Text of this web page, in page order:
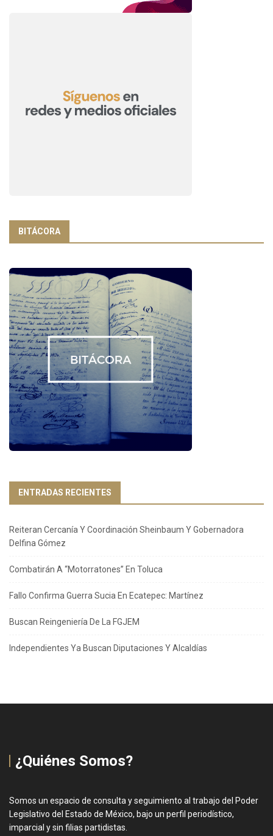
BITÁCORA
ENTRADAS RECIENTES
Reiteran Cercanía Y Coordinación Sheinbaum Y Gobernadora
Delfina Gómez
Combatirán A “Motorratones” En Toluca
Fallo Confirma Guerra Sucia En Ecatepec: Martínez
Buscan Reingeniería De La FGJEM
Independientes Ya Buscan Diputaciones Y Alcaldías
¿Quiénes Somos?
Somos un espacio de consulta y seguimiento al trabajo del Poder
Legislativo del Estado de México, bajo un perfil periodístico,
imparcial y sin filias partidistas.